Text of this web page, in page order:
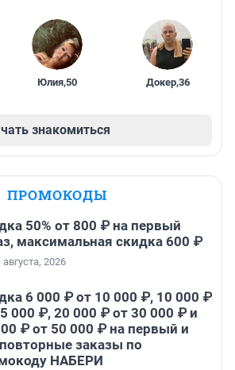
Юлия,50 Докер,36
знакомиться
ПРОМОКОДЫ
50% от 800 ₽ на первый
максимальная скидка 600 ₽
2026
6 000 ₽ от 10 000 ₽, 10 000 ₽
000 ₽, 20 000 ₽ от 30 000 ₽ и
₽ от 50 000 ₽ на первый и
заказы по
НАБЕРИ